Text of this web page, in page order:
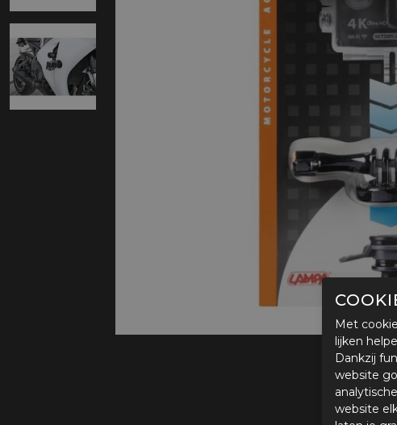
Airbags
Met
lijken
Dankzij
website
website